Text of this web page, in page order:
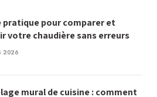
pratique pour comparer et
votre chaudière sans erreurs
2026
mural de cuisine : comment